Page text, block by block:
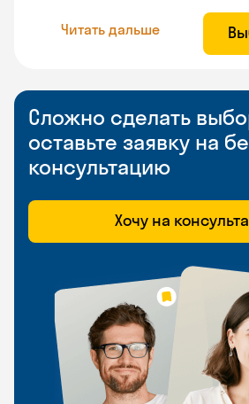
Читать дальше
Сложно сделать
оставьте заявку на
консультацию
Хочу на